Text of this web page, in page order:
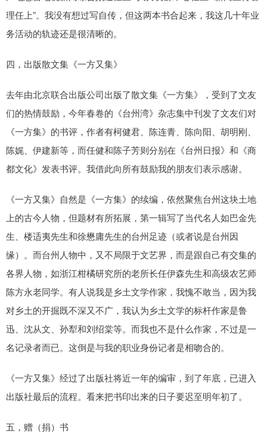
理任上”。我没有想过写自传，但这两本书合起来，我这几十年业
务活动的轨迹还是很清晰的。
四，出版散文集《一方又集》
去年由北京联合出版公司出版了散文集《一方集》，受到了文友
们的热情鼓励，今年春卷的《台州湾》杂志集中刊发了文友们对
《一方集》的书评，作者有柯健君、陈连青、陈向阳、胡明刚、
陈娓、伊建新等，而任健和陈子芳则分别在《台州日报》和《商
都文化》发表书评。我借此向所有鼓励我的朋友们表示感谢。
《一方又集》自然是《一方集》的续编，依然聚焦台州这块土地
上的古今人物，但题材有所拓展，第一辑写了当代名人如巴金先
生、楼适夷先生和徐懋庸先生的台州足迹（或者说是台州因
缘）。而台州人物中，又不局限于文艺界，而是跟自己有交集的
各界人物，如浙江柑橘研究所的老所长任伊森先生和高级农艺师
陈方永老同学。有人说我是乡土文学作家，我愧不敢当，因为我
对乡土的开掘既不深又不广，我认为乡土文学的标杆作家是鲁
迅、沈从文、孙犁和刘绍棠等。而我也不是什么作家，不过是一
名记录者而已。这倒是与我的职业身份记者是相吻合的。
《一方又集》经过了出版社将近一年的编审，到了年底，已进入
出版社最后的流程。看来把书印出来的日子要迟至明年初了。
五，赠（捐）书